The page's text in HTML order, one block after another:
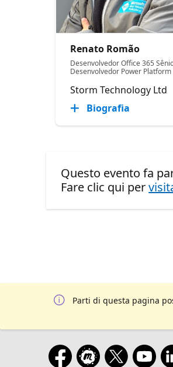
Renato Romão
Desenvolvedor Office 365
Desenvolvedor Power Platform
Storm Technology Ltd
Biografia
Questo evento fa
Fare clic qui per
Parti di questa pagina